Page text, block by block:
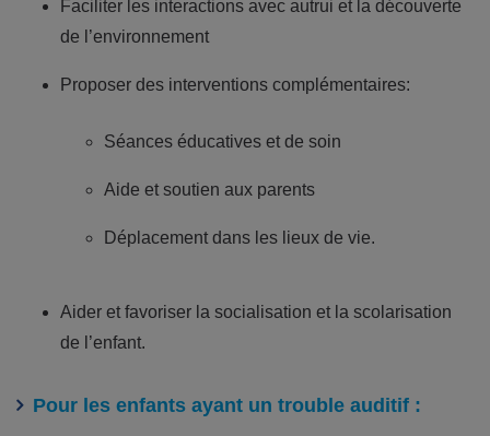
Faciliter les interactions avec autrui et la découverte
de l’environnement
Proposer des interventions complémentaires:
Séances éducatives et de soin
Aide et soutien aux parents
Déplacement dans les lieux de vie.
Aider et favoriser la socialisation et la scolarisation
de l’enfant.
Pour les enfants ayant un trouble auditif :